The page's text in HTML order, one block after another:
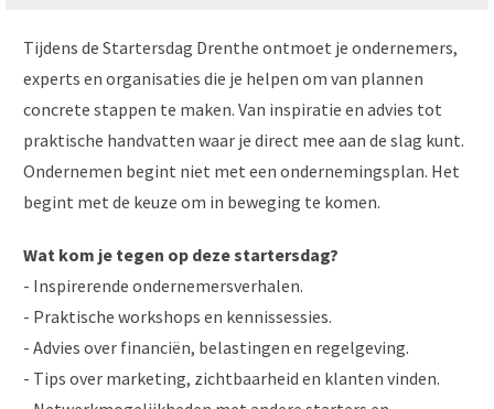
Tijdens de Startersdag Drenthe ontmoet je ondernemers,
experts en organisaties die je helpen om van plannen
concrete stappen te maken. Van inspiratie en advies tot
praktische handvatten waar je direct mee aan de slag kunt.
Ondernemen begint niet met een ondernemingsplan. Het
begint met de keuze om in beweging te komen.
Wat kom je tegen op deze startersdag?
- Inspirerende ondernemersverhalen.
- Praktische workshops en kennissessies.
- Advies over financiën, belastingen en regelgeving.
- Tips over marketing, zichtbaarheid en klanten vinden.